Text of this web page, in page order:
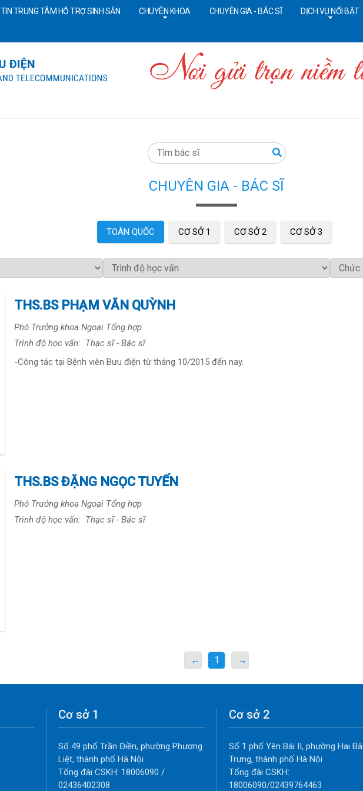
TIN TRUNG TÂM HỖ TRỢ SINH SẢN CHUYÊN KHOA CHUYÊN GIA - BÁC SĨ DỊCH VỤ NỔI BẬT
CHUYÊN GIA - BÁC SĨ
TOÀN QUỐC CƠ SỞ 1 CƠ SỞ 2 CƠ SỞ 3
THS.BS PHẠM VĂN QUỲNH
Phó Trưởng khoa Ngoại Tổng hợp
Trình độ học vấn: Thạc sĩ - Bác sĩ
-Công tác tại Bệnh viên Bưu điện từ tháng 10/2015 đến nay.
THS.BS ĐẶNG NGỌC TUYẾN
Phó Trưởng khoa Ngoại Tổng hợp
Trình độ học vấn: Thạc sĩ - Bác sĩ
← 1 →
Cơ sở 1
Số 49 phố Trần Điền, phường Phương
Liệt, thành phố Hà Nội
Tổng đài CSKH: 18006090 /
02436402308
Cơ sở 2
Số 1 phố Yên Bái II, phường Hai Bà
Trưng, thành phố Hà Nội
Tổng đài CSKH:
18006090/02439764463